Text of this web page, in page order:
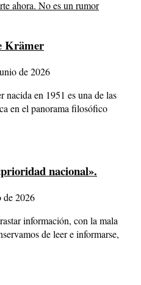
Krämer
de 2026
en 1951 es una de las
en el panorama filosófico
nacional».
de 2026
información, con la mala
de leer e informarse,